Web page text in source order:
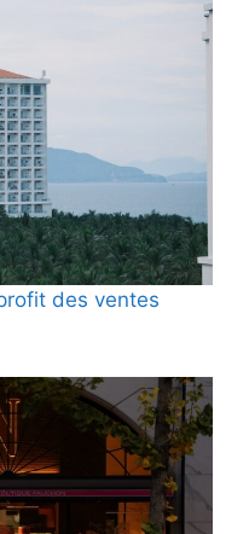
des ventes